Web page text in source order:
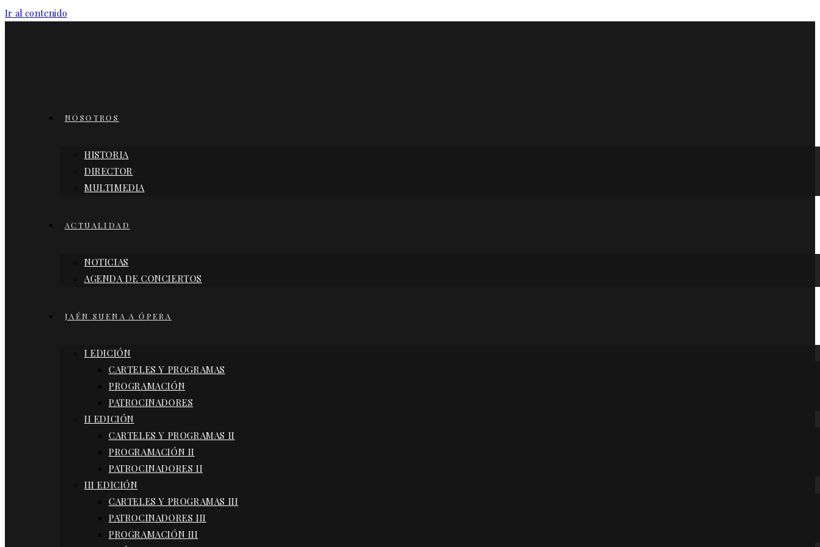
Ir al contenido
NOSOTROS
HISTORIA
DIRECTOR
MULTIMEDIA
ACTUALIDAD
NOTICIAS
AGENDA DE CONCIERTOS
JAÉN SUENA A ÓPERA
I EDICIÓN
CARTELES Y PROGRAMAS
PROGRAMACIÓN
PATROCINADORES
II EDICIÓN
CARTELES Y PROGRAMAS II
PROGRAMACIÓN II
PATROCINADORES II
III EDICIÓN
CARTELES Y PROGRAMAS III
PATROCINADORES III
PROGRAMACIÓN III